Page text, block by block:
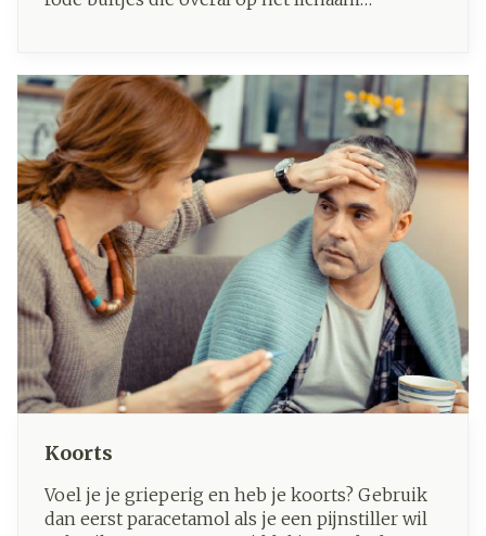
besmettelijk. Bijna iedereen krijgt als kind
windpokken. Het is een typische kinderziekte.
Koorts
Voel je je grieperig en heb je koorts? Gebruik
dan eerst paracetamol als je een pijnstiller wil